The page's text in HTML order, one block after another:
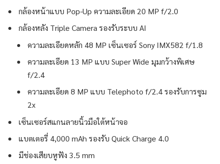
กล้องหน้าแบบ Pop-Up ความละเอียด 20 MP f/2.0
กล้องหลัง Triple Camera รองรับระบบ AI
ความละเอียดหลัก 48 MP เซ็นเซอร์ Sony IMX582 f/1.8
ความละเอียด 13 MP แบบ Super Wide มุมกว้างพิเศษ
f/2.4
ความละเอียด 8 MP แบบ Telephoto f/2.4 รองรับการซูม
2x
เซ็นเซอร์สแกนลายนิ้วมือใต้หน้าจอ
แบตเตอรี่ 4,000 mAh รองรับ Quick Charge 4.0
มีช่องเสียบหูฟัง 3.5 mm